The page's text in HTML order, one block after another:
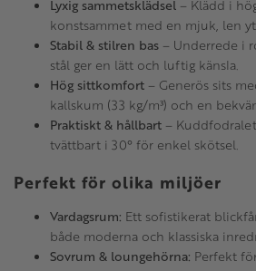
Lyxig sammetsklädsel – Klädd i
konstsammet med en mjuk, len
Stabil & stilren bas – Underrede i
stål ger en lätt och luftig känsla.
Hög sittkomfort – Generös sits
kallskum (33 kg/m³) och en
Praktiskt & hållbart –
tvättbart i 30° för enkel skötsel.
Perfekt för olika miljöer
Vardagsrum: Ett sofistikerat
både moderna och klassiska
Sovrum & loungehörna: Perfekt